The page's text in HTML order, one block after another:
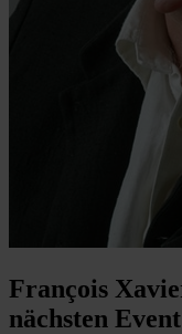
François
nächsten